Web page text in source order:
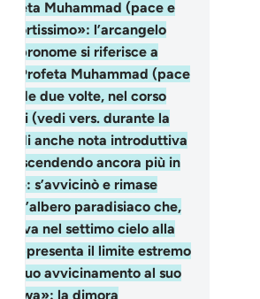
Muhammad (pace e
fortissimo»: l’arcangelo
Il pronome si riferisce a
Il Profeta Muhammad (pace
vide due volte, nel corso
poi (vedi vers. durante la
(vedi anche nota introduttiva
scendendo ancora più in
s’avvicinò e rimase
l’albero paradisiaco che,
trova nel settimo cielo alla
Rappresenta il limite estremo
suo avvicinamento al suo
la dimora